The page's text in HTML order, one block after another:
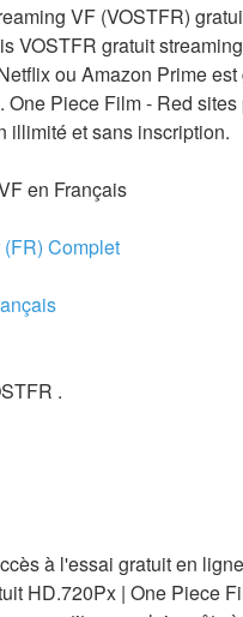
VF (VOSTFR)
VOSTFR gratuit
ou Amazon Prime
Piece Film - Red
illimité et sans inscription.
en Français
Complet
.
à l'essai gratuit en
HD.720Px | One Piece